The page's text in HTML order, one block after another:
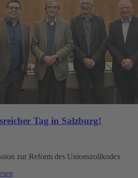
Tag in Salzburg!
zur Reform des Unionszollkodex